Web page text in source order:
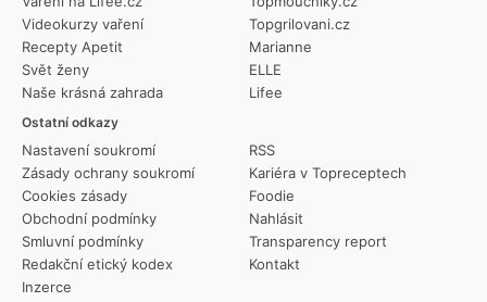
Videokurzy vaření
Recepty Apetit
Svět ženy
Naše krásná zahrada
Ostatní odkazy
Nastavení soukromí
Zásady ochrany soukromí
Cookies zásady
Obchodní podmínky
Smluvní podmínky
Redakční etický kodex
Inzerce
RSS
Kariéra v Topreceptech
Foodie
Nahlásit
Transparency report
Kontakt
Topgrilovani.cz
Marianne
ELLE
Lifee